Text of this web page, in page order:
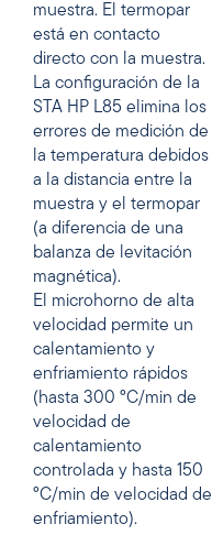
muestra. El termopar
está en contacto
directo con la muestra.
La configuración de la
STA HP L85 elimina los
errores de medición de
la temperatura debidos
a la distancia entre la
muestra y el termopar
(a diferencia de una
balanza de levitación
magnética).
El microhorno de alta
velocidad permite un
calentamiento y
enfriamiento rápidos
(hasta 300 °C/min de
velocidad de
calentamiento
controlada y hasta 150
°C/min de velocidad de
enfriamiento).